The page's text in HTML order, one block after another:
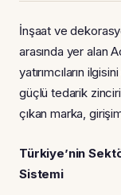
İnşaat ve
arasında yer alan
yatırımcıların
güçlü tedarik
çıkan marka,
Türkiye’nin
Sistemi